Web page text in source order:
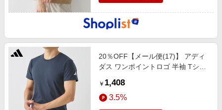
20％OFF【メール便(17)】 アディ
ダス ワンポイントロゴ 半袖 Tシャ
ネック 綿100％
￥ 1,408
3.5%